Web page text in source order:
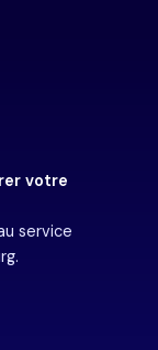
votre
service